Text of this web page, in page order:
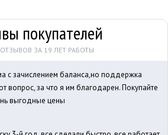
покупателей
ЗА 19 ЛЕТ РАБОТЫ
с зачислением баланса,но поддержка
вопрос, за что я им благодарен. Покупайте
выгодные цены